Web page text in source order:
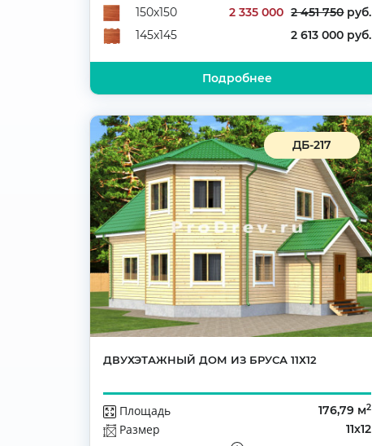
150х150
2 335 000 2 451 750руб.
145х145
2 613 000 руб.
Подробнее
ДБ-217
ДВУХЭТАЖНЫЙ ДОМ ИЗ БРУСА 11Х12
Площадь 176,79 м2
Размер 11х12